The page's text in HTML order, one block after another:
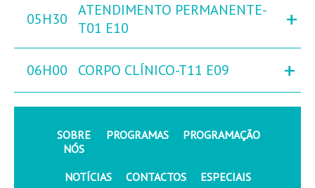
05H30
ATENDIMENTO PERMANENTE-
T01 E10
+
06H00 CORPO CLÍNICO-T11 E09 +
SOBRE
NÓS
PROGRAMAS PROGRAMAÇÃO
NOTÍCIAS CONTACTOS ESPECIAIS